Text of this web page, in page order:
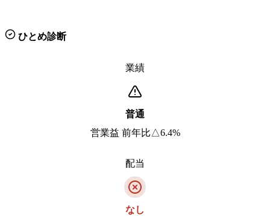
ひとめ診断
業績
普通
営業益 前年比△6.4%
配当
なし